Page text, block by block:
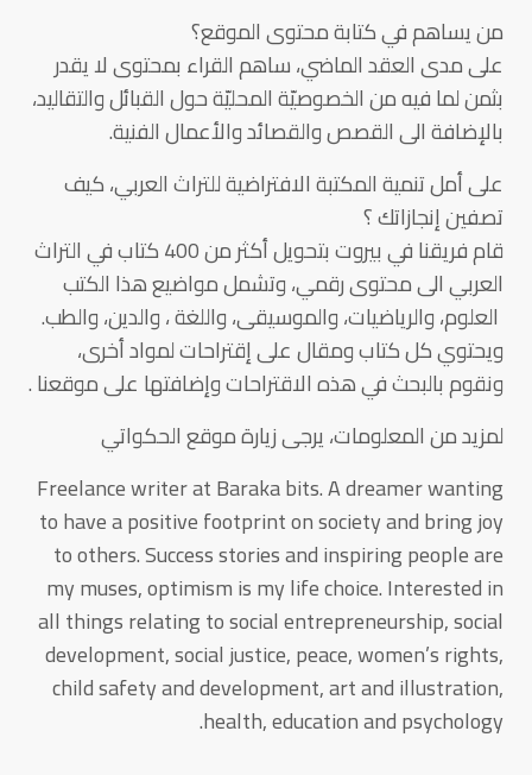
من يساهم في كتابة محتوى الموقع؟
على مدى العقد الماضي، ساهم القراء بمحتوى لا يقدر
بثمن لما فيه من الخصوصيّة المحليّة حول القبائل والتقاليد،
بالإضافة الى القصص والقصائد والأعمال الفنية.
على أمل تنمية المكتبة الافتراضية للتراث العربي، كيف
تصفين إنجازاتك ؟
قام فريقنا في بيروت بتحويل أكثر من 400 كتاب في التراث
العربي الى محتوى رقمي، وتشمل مواضيع هذا الكتب
العلوم، والرياضيات، والموسيقى، واللغة ، والدين، والطب.
ويحتوي كل كتاب ومقال على إقتراحات لمواد أخرى،
ونقوم بالبحث في هذه الاقتراحات وإضافتها على موقعنا .
لمزيد من المعلومات، يرجى زيارة موقع الحكواتي
Freelance writer at Baraka bits. A dreamer wanting
to have a positive footprint on society and bring joy
to others. Success stories and inspiring people are
my muses, optimism is my life choice. Interested in
all things relating to social entrepreneurship, social
development, social justice, peace, women’s rights,
child safety and development, art and illustration,
health, education and psychology.